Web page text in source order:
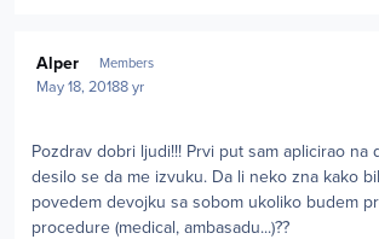
Alper Members
May 18, 20188 yr
Pozdrav dobri ljudi!!! Prvi put sam aplicirao na
desilo se da me izvuku. Da li neko zna kako
povedem devojku sa sobom ukoliko budem
procedure (medical, ambasadu...)??